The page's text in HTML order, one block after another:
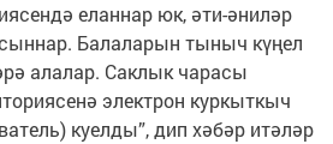
еланнар юк, әти-әниләр
Балаларын тыныч күңел
алалар. Саклык чарасы
электрон куркыткыч
куелды”, дип хәбәр итәләр